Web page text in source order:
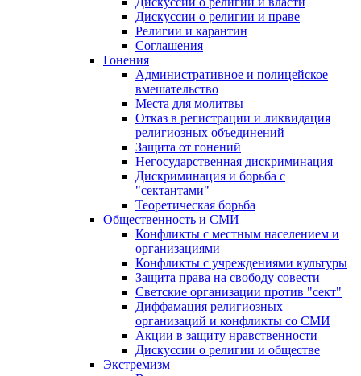
Дискуссии о религии и праве
Религии и карантин
Соглашения
Гонения
Административное и полицейское
вмешательство
Места для молитвы
Отказ в регистрации и ликвидация
религиозных объединений
Защита от гонений
Негосударственная дискриминация
Дискриминация и борьба с
"сектантами"
Теоретическая борьба
Общественность и СМИ
Конфликты с местным населением и
организациями
Конфликты с учреждениями культуры
Защита права на свободу совести
Светские организации против "сект"
Диффамация религиозных
организаций и конфликты со СМИ
Акции в защиту нравственности
Дискуссии о религии и обществе
Экстремизм